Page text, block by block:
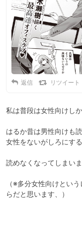
返信 リツイート
私は普段は女性向けし
はるか昔は男性向けも
女性をないがしろにす
読めなくなってしまい
（※多分女性向けとい
らだと思います、）